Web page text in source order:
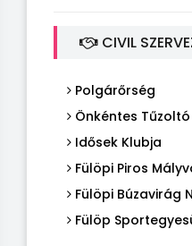
CIVIL
Polgárőrség
Önkéntes
Idősek Klubja
Fülöpi Piros
Fülöpi Búzavirág
Fülöp